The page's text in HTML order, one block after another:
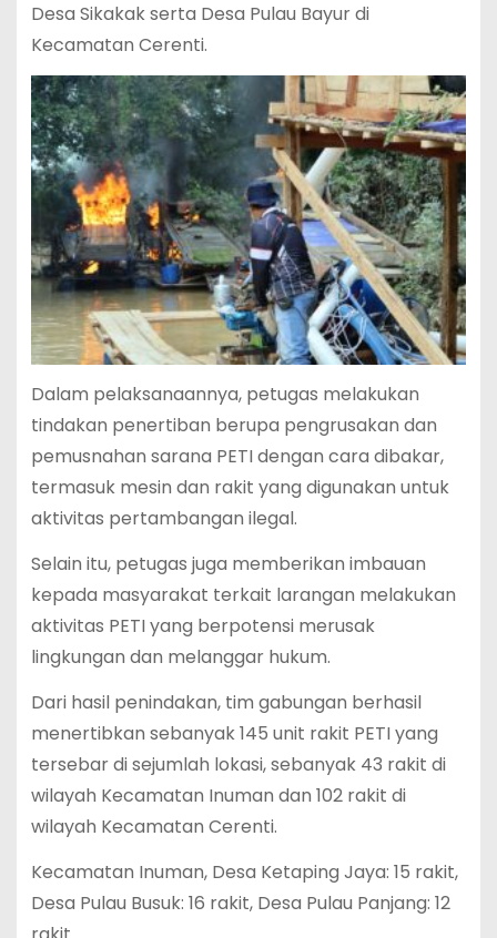
Desa Sikakak serta Desa Pulau Bayur di
Kecamatan Cerenti.
Dalam pelaksanaannya, petugas melakukan
tindakan penertiban berupa pengrusakan dan
pemusnahan sarana PETI dengan cara dibakar,
termasuk mesin dan rakit yang digunakan untuk
aktivitas pertambangan ilegal.
Selain itu, petugas juga memberikan imbauan
kepada masyarakat terkait larangan melakukan
aktivitas PETI yang berpotensi merusak
lingkungan dan melanggar hukum.
Dari hasil penindakan, tim gabungan berhasil
menertibkan sebanyak 145 unit rakit PETI yang
tersebar di sejumlah lokasi, sebanyak 43 rakit di
wilayah Kecamatan Inuman dan 102 rakit di
wilayah Kecamatan Cerenti.
Kecamatan Inuman, Desa Ketaping Jaya: 15 rakit,
Desa Pulau Busuk: 16 rakit, Desa Pulau Panjang: 12